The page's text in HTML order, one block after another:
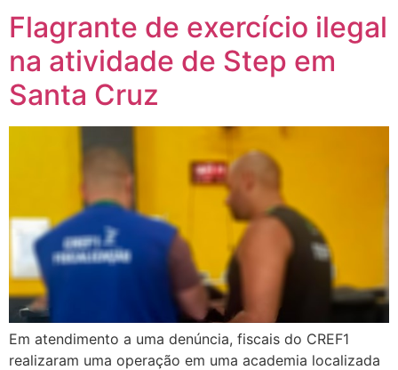
Flagrante de exercício ilegal
na atividade de Step em
Santa Cruz
Em atendimento a uma denúncia, fiscais do CREF1
realizaram uma operação em uma academia localizada